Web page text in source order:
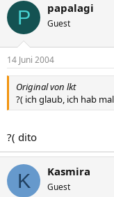
P papalagi
Guest
14 Juni 2004
Original von lkt
?( ich glaub, ich hab
?( dito
K Kasmira
Guest